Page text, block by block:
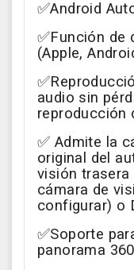
✅Android
✅Función de
(Apple,
audio sin
reproducción
✅ Admite la
original del
visión trasera
cámara de
configurar) o
✅Soporte
panorama